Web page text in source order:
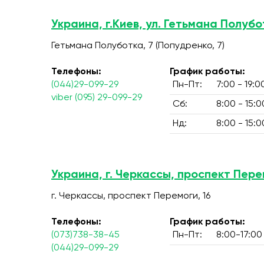
Украина, г.Киев, ул. Гетьмана
Гетьмана Полуботка, 7 (Попудренко, 7)
Телефоны:
(044)29-099-29
viber (095) 29-099-29
График работы:
Пн-Пт:
7:00 -
Сб: 8:00 -
Нд: 8:00 -
Украина, г. Черкассы, проспект
г. Черкассы, проспект Перемоги, 16
Телефоны:
(073)738-38-45
(044)29-099-29
График работы:
Пн-Пт:
8:00-17:00